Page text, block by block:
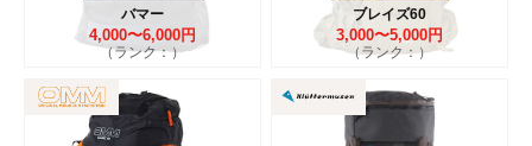
バマー
4,000〜6,000円
（ランク：）
ブレイズ60
3,000〜5,000円
（ランク：）